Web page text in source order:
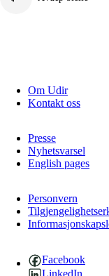
Om Udir
Kontakt oss
Presse
Nyhetsvarsel
English pages
Personvern
Facebook